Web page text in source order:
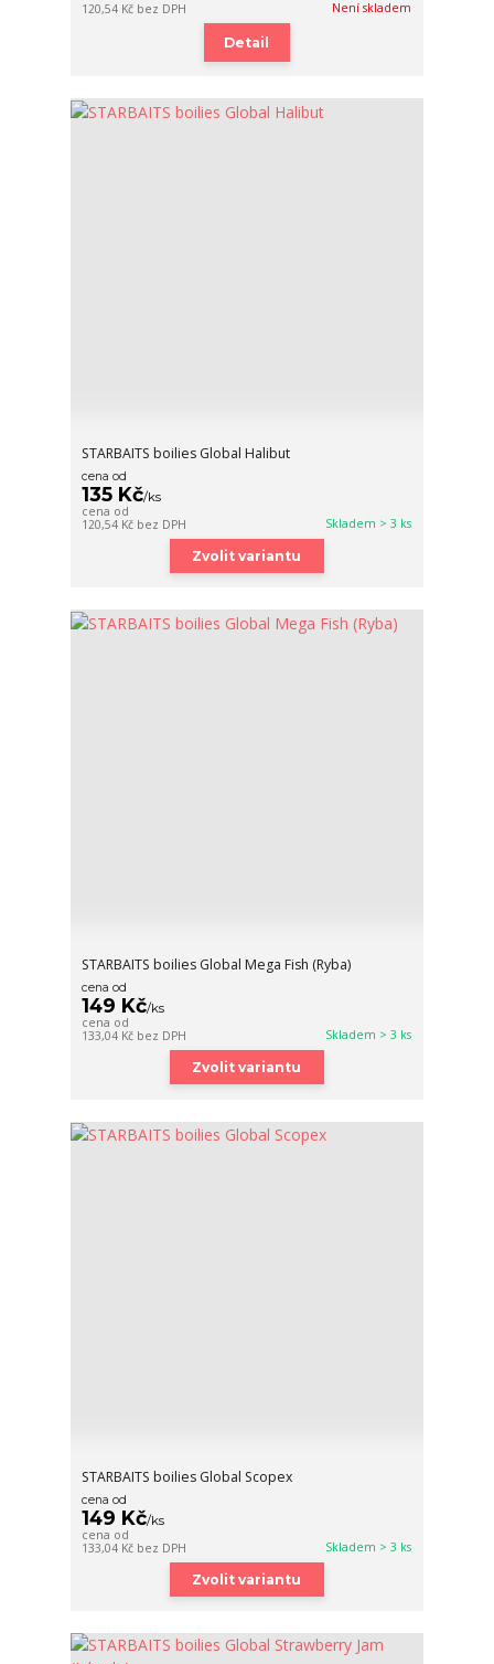
120,54 Kč bez DPH Není skladem
Detail
STARBAITS boilies Global Halibut
cena od
135 Kč/ks
cena od
120,54 Kč bez DPH Skladem > 3 ks
Zvolit variantu
STARBAITS boilies Global Mega Fish (Ryba)
cena od
149 Kč/ks
cena od
133,04 Kč bez DPH Skladem > 3 ks
Zvolit variantu
STARBAITS boilies Global Scopex
cena od
149 Kč/ks
cena od
133,04 Kč bez DPH Skladem > 3 ks
Zvolit variantu